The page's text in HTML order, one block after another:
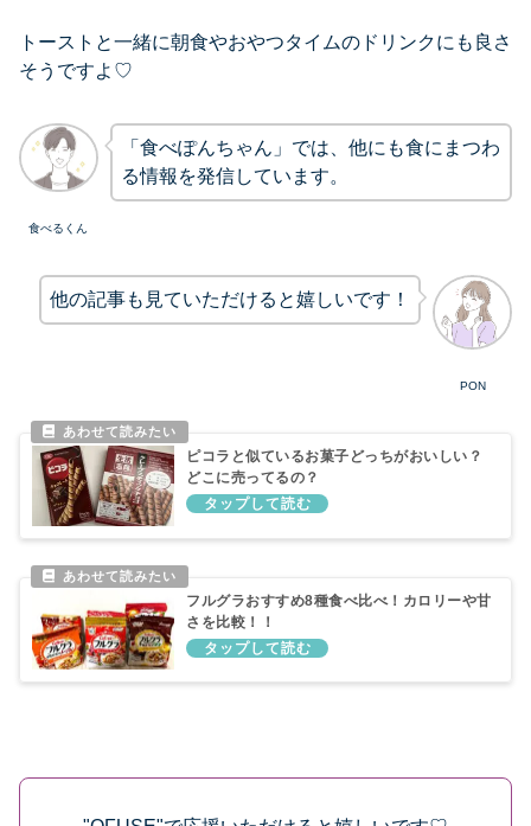
トーストと一緒に朝食やおやつタイムのドリンクにも良さ
そうですよ♡
食べるくん
「食べぽんちゃん」では、他にも食にまつわ
る情報を発信しています。
PON
他の記事も見ていただけると嬉しいです！
ピコラと似ているお菓子どっちがおいしい？
どこに売ってるの？
フルグラおすすめ8種食べ比べ！カロリーや甘
さを比較！！